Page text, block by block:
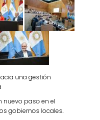
una gestión
nuevo paso en el
gobiernos locales.